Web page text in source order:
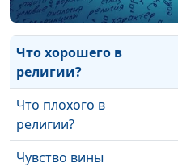
Что хорошего в
религии?
Что плохого в
религии?
Чувство вины